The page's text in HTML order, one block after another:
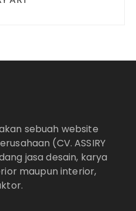
sebuah website
(CV. ASSIRY
jasa desain, karya
maupun interior,